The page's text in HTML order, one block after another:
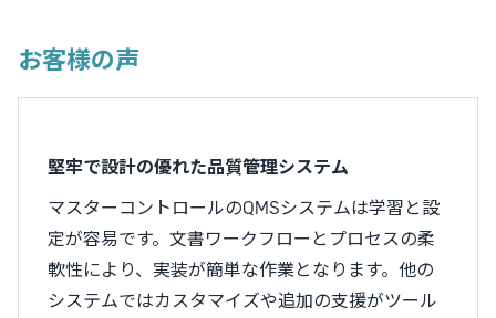
お客様の声
堅牢で設計の優れた品質管理システム
マスターコントロールのQMSシステムは学習と設
定が容易です。文書ワークフローとプロセスの柔
軟性により、実装が簡単な作業となります。他の
システムではカスタマイズや追加の支援がツール